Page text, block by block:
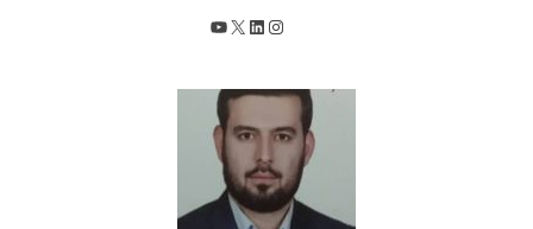
اینستاگرم
لینکداین
X یوتیوب